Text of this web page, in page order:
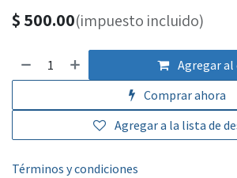
$ 500.00(impuesto incluido)
Agregar
Comprar ahora
Agregar a la lista de
Términos y condiciones